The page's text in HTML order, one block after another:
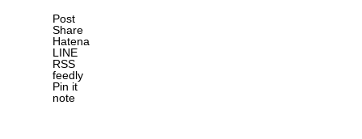
Post
Share
Hatena
LINE
RSS
feedly
Pin it
note